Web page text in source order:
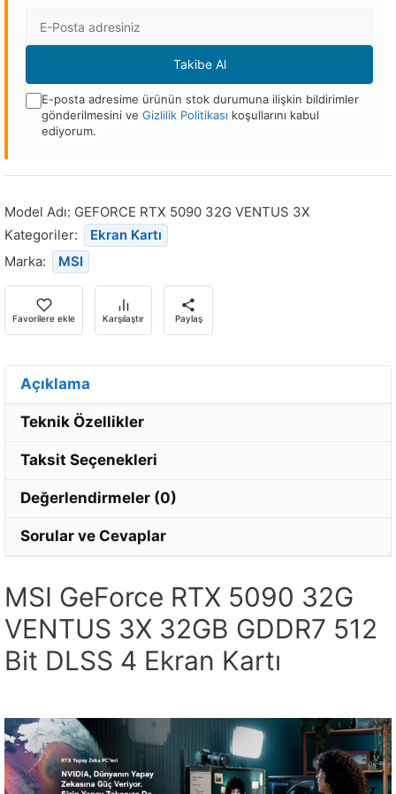
Takibe Al
E-posta adresime ürünün stok durumuna ilişkin bildirimler
gönderilmesini ve Gizlilik Politikası koşullarını kabul
ediyorum.
ürün
döndüğünde
bildirim
almak
için
e-
posta
girin.
Model Adı: GEFORCE RTX 5090 32G VENTUS 3X
Kategoriler:
Ekran Kartı
Marka:
MSI
Favorilere ekle Karşılaştır Paylaş
Açıklama
Teknik Özellikler
Taksit Seçenekleri
Değerlendirmeler (0)
Sorular ve Cevaplar
MSI GeForce RTX 5090 32G
VENTUS 3X 32GB GDDR7 512
Bit DLSS 4 Ekran Kartı